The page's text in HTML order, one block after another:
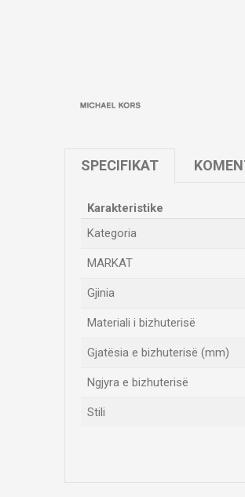
SPECIFIKAT
Karakteristike
Kategoria
MARKAT
Gjinia
Materiali i bizhuterisë
Gjatësia e bizhuterisë (mm)
Ngjyra e bizhuterisë
Stili